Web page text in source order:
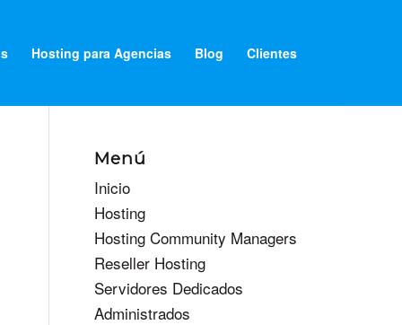
Hosting para Agencias Blog Clientes
Menú
Inicio
Hosting
Hosting Community Managers
Reseller Hosting
Servidores Dedicados
Administrados